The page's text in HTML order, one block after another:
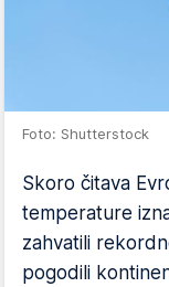
Foto: Shutterstock
Skoro čitava
temperature
zahvatili
pogodili